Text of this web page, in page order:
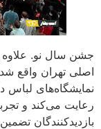
جشن سال نو. علاوه
اصلی تهران واقع
نمایشگاه‌های لباس
رعایت می‌کند و
بازدیدکنندگان